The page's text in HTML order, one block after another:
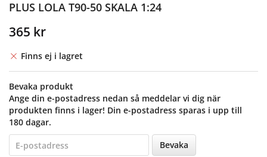
PLUS LOLA T90-50 SKALA 1:24
365 kr
Finns ej i lagret
Bevaka produkt
Ange din e-postadress nedan så meddelar vi dig när
produkten finns i lager! Din e-postadress sparas i upp till
180 dagar.
Bevaka